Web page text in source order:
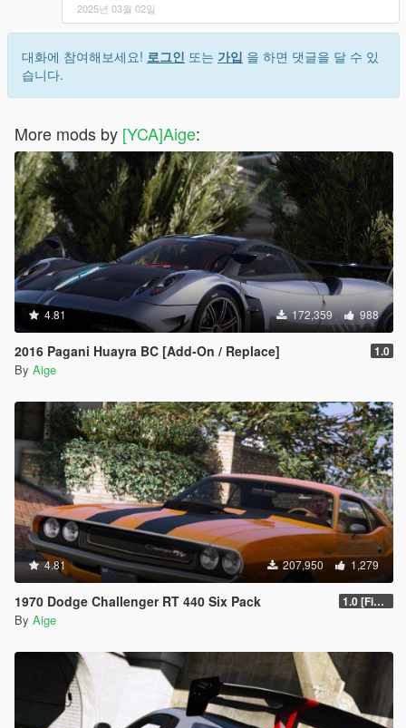
2025년 03월 02일
대화에 참여해보세요! 로그인 또는 가입 을 하면 댓글을 달 수 있
습니다.
More mods by [YCA]Aige:
4.81 172,359 988
2016 Pagani Huayra BC [Add-On / Replace] 1.0
By Aige
4.81 207,950 1,279
1970 Dodge Challenger RT 440 Six Pack 1.0 [Final]
By Aige